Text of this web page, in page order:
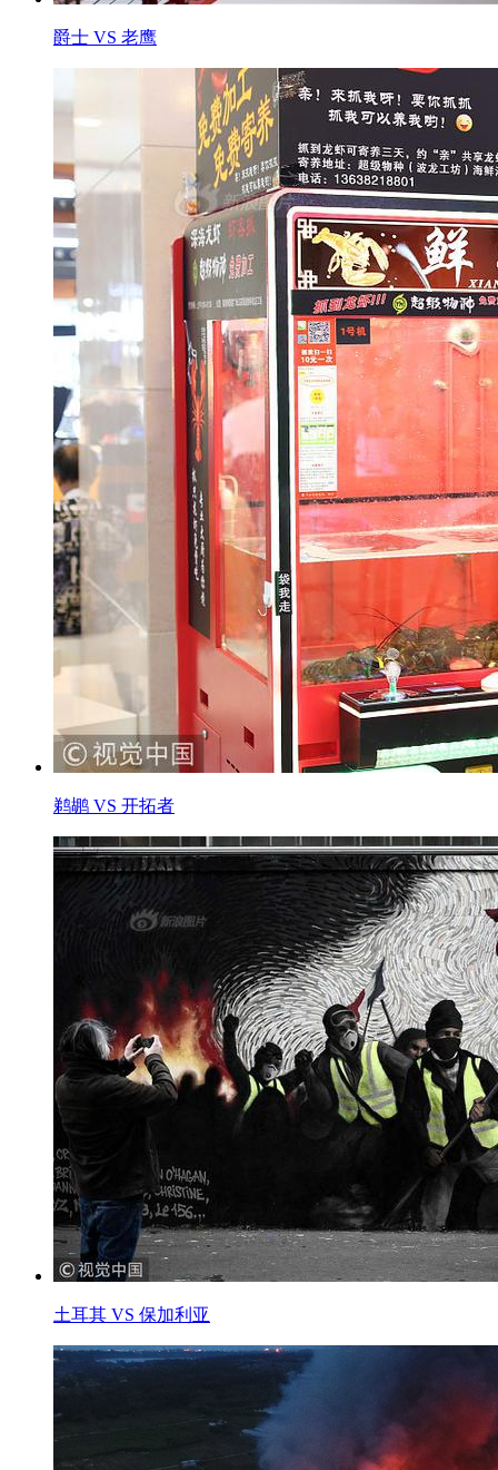
爵士 VS 老鹰
鹈鹕 VS 开拓者
土耳其 VS 保加利亚